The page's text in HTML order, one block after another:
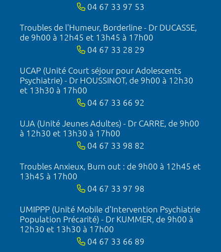
04 67 33 97 53
Troubles de l'Humeur, Borderline - Dr DUCASSE,
de 9h00 à 12h45 et 13h45 à 17h00
04 67 33 28 29
UCAP (Unité Court séjour pour Adolescents
Psychiatrie) - Dr HOUSSINOT, de 9h00 à 12h30
et 13h30 à 17h00
04 67 33 66 92
UJA (Unité Jeunes Adultes) - Dr CARRE, de 9h00
à 12h30 et 13h30 à 17h00
04 67 33 98 82
Troubles Anxieux, Burn out : de 9h00 à 12h45 et
13h45 à 17h00
04 67 33 97 98
UMIPPP (Unité Mobile d'Intervention Psychiatrie
Population Précarité) - Dr KUMMER, de 9h00 à
12h30 et 13h30 à 17h00
04 67 33 66 89